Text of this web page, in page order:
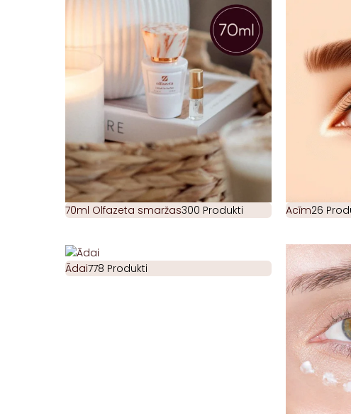
70ml Olfazeta smaržas300 Produkti Acīm26
Ādai778 Produkti